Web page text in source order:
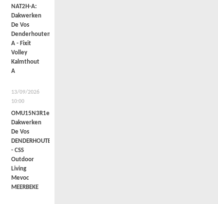
NAT2H-A:
Dakwerken
De Vos
Denderhoutem
A - Fixit
Volley
Kalmthout
A
13/09/2026
10:00
OMU15N3R1e:
Dakwerken
De Vos
DENDERHOUTEM
- CSS
Outdoor
Living
Mevoc
MEERBEKE